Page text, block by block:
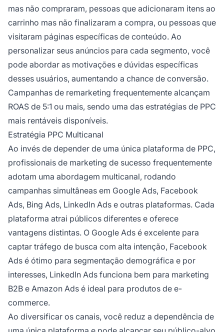
mas não compraram, pessoas que adicionaram itens ao
carrinho mas não finalizaram a compra, ou pessoas que
visitaram páginas específicas de conteúdo. Ao
personalizar seus anúncios para cada segmento, você
pode abordar as motivações e dúvidas específicas
desses usuários, aumentando a chance de conversão.
Campanhas de remarketing frequentemente alcançam
ROAS de 5:1 ou mais, sendo uma das estratégias de PPC
mais rentáveis disponíveis.
Estratégia PPC Multicanal
Ao invés de depender de uma única plataforma de PPC,
profissionais de marketing de sucesso frequentemente
adotam uma abordagem multicanal, rodando
campanhas simultâneas em Google Ads, Facebook
Ads, Bing Ads, LinkedIn Ads e outras plataformas. Cada
plataforma atrai públicos diferentes e oferece
vantagens distintas. O Google Ads é excelente para
captar tráfego de busca com alta intenção, Facebook
Ads é ótimo para segmentação demográfica e por
interesses, LinkedIn Ads funciona bem para marketing
B2B e Amazon Ads é ideal para produtos de e-
commerce.
Ao diversificar os canais, você reduz a dependência de